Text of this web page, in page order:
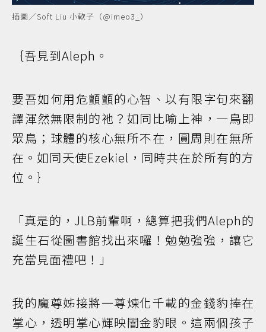
插圖／Soft Liu 小軟子（@imeo3_）
｛吾見到Aleph。
要吾如何用危顫顫的心智、以有限字句來翻
譯渾然無限制的祂？如同比喻上神，一鳥即
眾鳥；球體的核心無所不在，圓周則在無所
在。如同天使Ezekiel，同時共在於所有的方
位。｝
「真是的，JLB前輩啊，總算把我們Aleph的
誕生石從圖書館找出來囉！勉勉強強，讓它
充當見面禮吧！」
我的魔尊姊接將一尊煉化千載的金錢豹捧在
掌心，透明掌心輝映闇金豹眼。這兩個孩子